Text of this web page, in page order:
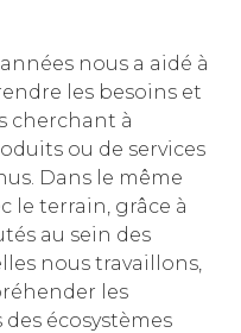
nous a aidé à
les besoins et
cherchant à
ou de services
Dans le même
le terrain, grâce à
au sein des
nous travaillons,
les
écosystèmes